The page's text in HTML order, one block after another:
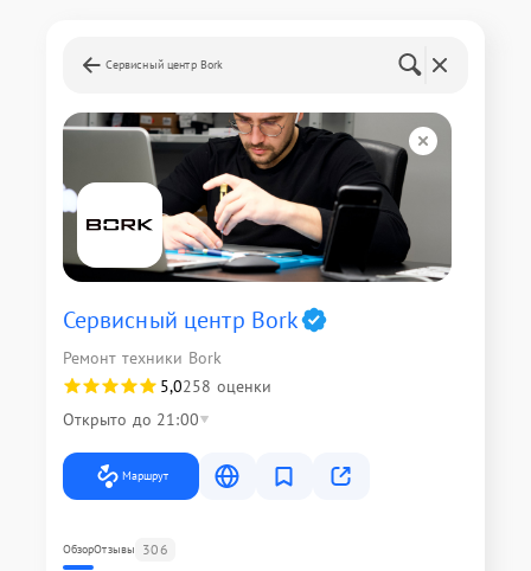
Сервисный центр Bork
Сервисный центр Bork
Ремонт техники Bork
5,0258 оценки
Открыто до 21:00
Маршрут
ОбзорОтзывы 306